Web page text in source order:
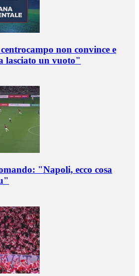
non convince e
lasciato un vuoto"
"Napoli, ecco cosa